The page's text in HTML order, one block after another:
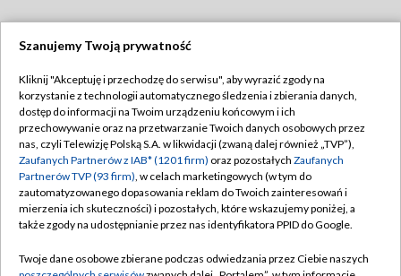
TVP
Abonament TVP
Emisja w TVP
Centrum informacji TVP
Naziemna Telewizja Cyfrowa
Rada Programowa
Regulamin TVP
Polityka prywatności
Moje zgody
Pomoc
Szanujemy Twoją prywatność
Kliknij "Akceptuję i przechodzę do serwisu", aby wyrazić zgody na
korzystanie z technologii automatycznego śledzenia i zbierania danych,
dostęp do informacji na Twoim urządzeniu końcowym i ich
przechowywanie oraz na przetwarzanie Twoich danych osobowych przez
nas, czyli Telewizję Polską S.A. w likwidacji (zwaną dalej również „TVP”),
Zaufanych Partnerów z IAB* (1201 firm) oraz pozostałych Zaufanych
Partnerów TVP (93 firm), w celach marketingowych (w tym do
zautomatyzowanego dopasowania reklam do Twoich zainteresowań i
mierzenia ich skuteczności) i pozostałych, które wskazujemy poniżej, a
także zgody na udostępnianie przez nas identyfikatora PPID do Google.
Twoje dane osobowe zbierane podczas odwiedzania przez Ciebie naszych